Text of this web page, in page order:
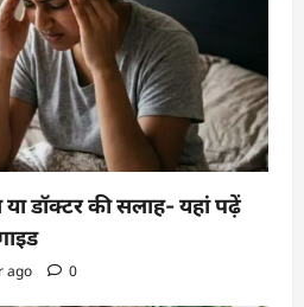
डॉक्टर की सलाह- यहां पढ़ें
ago 0